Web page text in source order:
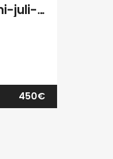
Kot Jette (UZ Brussel) juni-juli-aug-sept 2026
450€